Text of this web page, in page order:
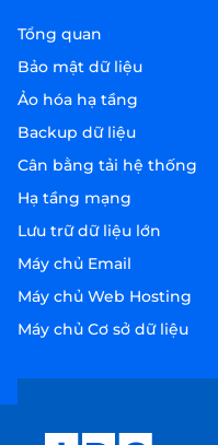
Tổng quan
Bảo mật dữ liệu
Ảo hóa hạ tầng
Backup dữ liệu
Cân bằng tải hệ thống
Hạ tầng mạng
Lưu trữ dữ liệu lớn
Máy chủ Email
Máy chủ Web Hosting
Máy chủ Cơ sở dữ liệu